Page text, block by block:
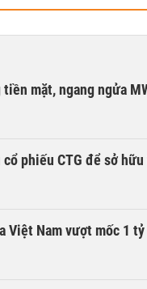
mặt, ngang ngửa
phiếu CTG để sở
Việt Nam vượt mốc 1 tỷ